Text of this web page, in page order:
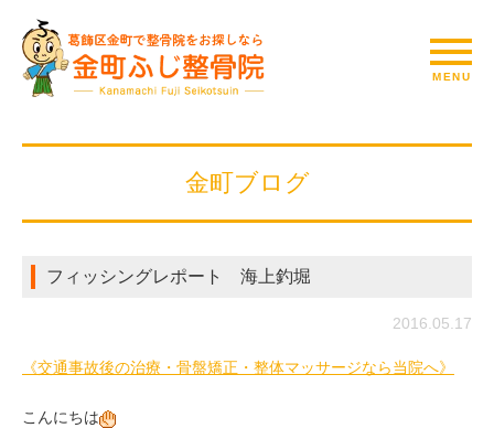
金町ブログ
フィッシングレポート 海上釣堀
2016.05.17
《交通事故後の治療・骨盤矯正・整体マッサージなら当院へ》
こんにちは